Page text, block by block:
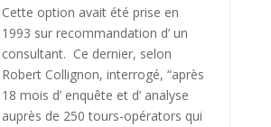
Cette option avait été prise en
1993 sur recommandation d’ un
consultant. Ce dernier, selon
Robert Collignon, interrogé, “après
18 mois d’ enquête et d’ analyse
auprès de 250 tours-opérators qui